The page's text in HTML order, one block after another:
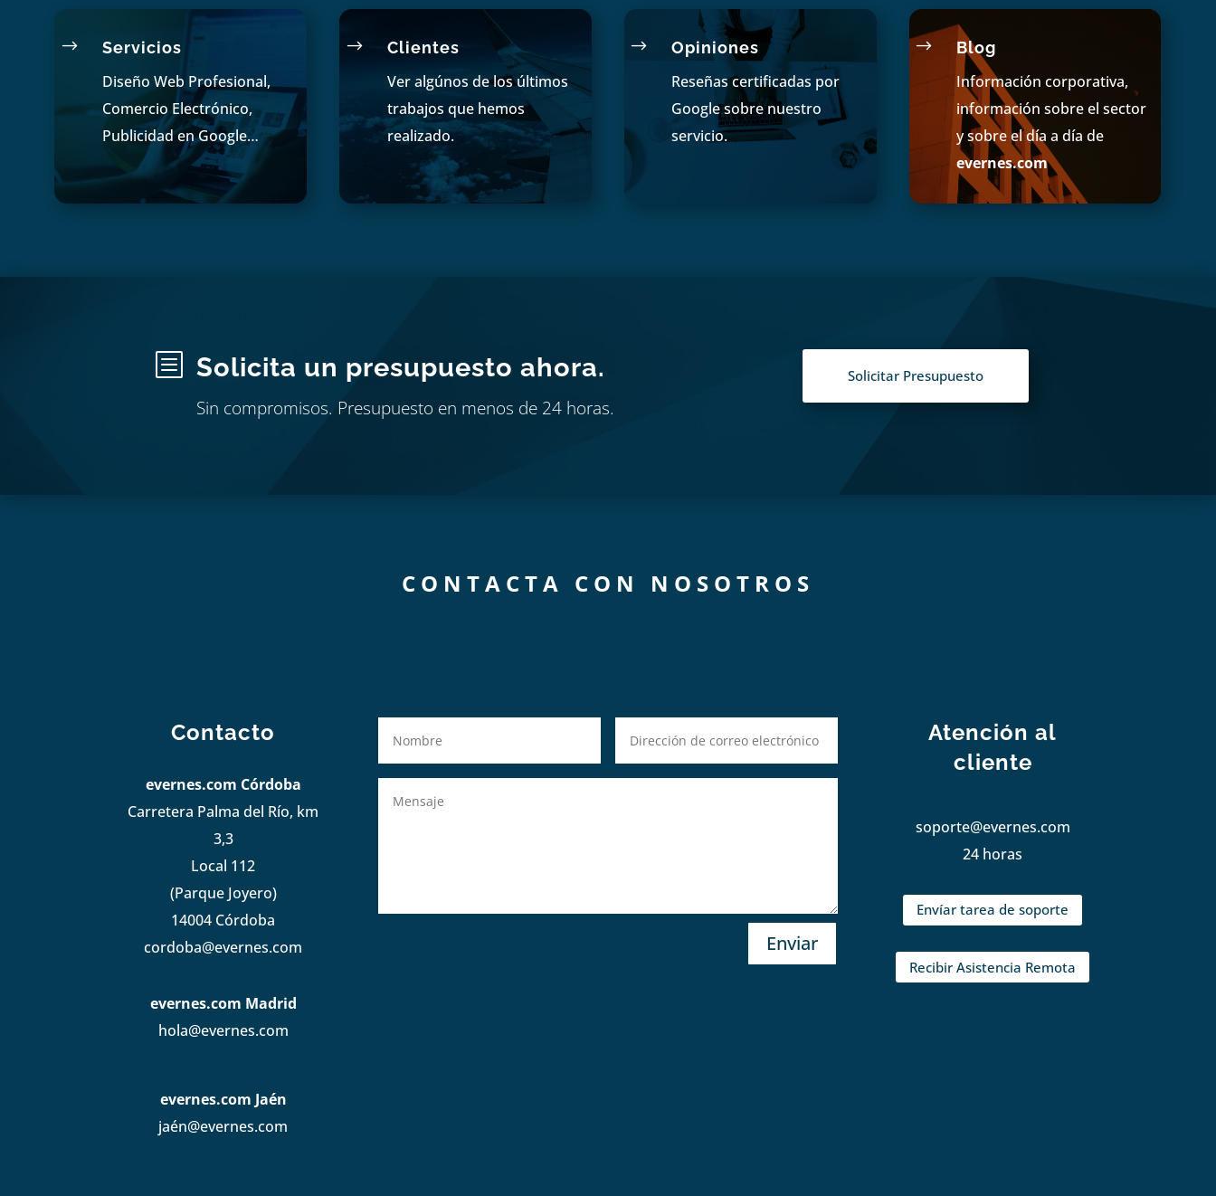
$ Servicios
Diseño Web Profesional,
Comercio Electrónico,
Publicidad en Google…
$ Clientes
Ver algúnos de los últimos
trabajos que hemos
realizado.
$ Opiniones
Reseñas certificadas por
Google sobre nuestro
servicio.
$ Blog
Información corporativa,
información sobre el sector
y sobre el día a día de
evernes.com
b Solicita un presupuesto ahora.
Sin compromisos. Presupuesto en menos de 24 horas.
Solicitar Presupuesto
CONTACTA CON NOSOTROS
Contacto
evernes.com Córdoba
Carretera Palma del Río, km
3,3
Local 112
(Parque Joyero)
14004 Córdoba
cordoba@evernes.com
evernes.com Madrid
hola@evernes.com
evernes.com Jaén
jaén@evernes.com
Enviar
Atención al
cliente
soporte@evernes.com
24 horas
Envíar tarea de soporte
Recibir Asistencia Remota